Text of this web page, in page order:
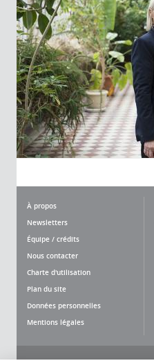
À propos
Newsletters
Équipe / crédits
Nous contacter
Charte d'utilisation
Plan du site
Données personnelles
Mentions légales